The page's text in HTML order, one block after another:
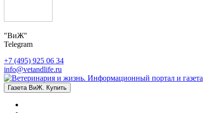
"ВиЖ"
Telegram
+7 (495) 925 06 34
info@vetandlife.ru
Газета ВиЖ. Купить